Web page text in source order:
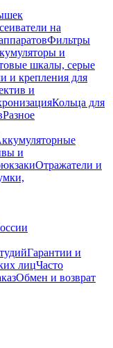
на
Фильтры
и
шкалы, серые
и крепления для
и
Кольца для
Разное
и
Отражатели и
Гарантии и
лицЧасто
Обмен и возврат